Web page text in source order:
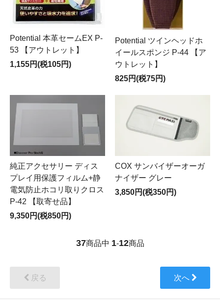
Potential 本革セームEX P-
53 【アウトレット】
1,155円(税105円)
Potential ツインヘッドホ
イールスポンジ P-44 【ア
ウトレット】
825円(税75円)
純正アクセサリー ディス
プレイ用保護フィルム+静
電気防止ホコリ取りクロス
P-42 【取寄せ品】
9,350円(税850円)
COX サンバイザーオーガ
ナイザー グレー
3,850円(税350円)
37商品中 1-12商品
戻る 次へ